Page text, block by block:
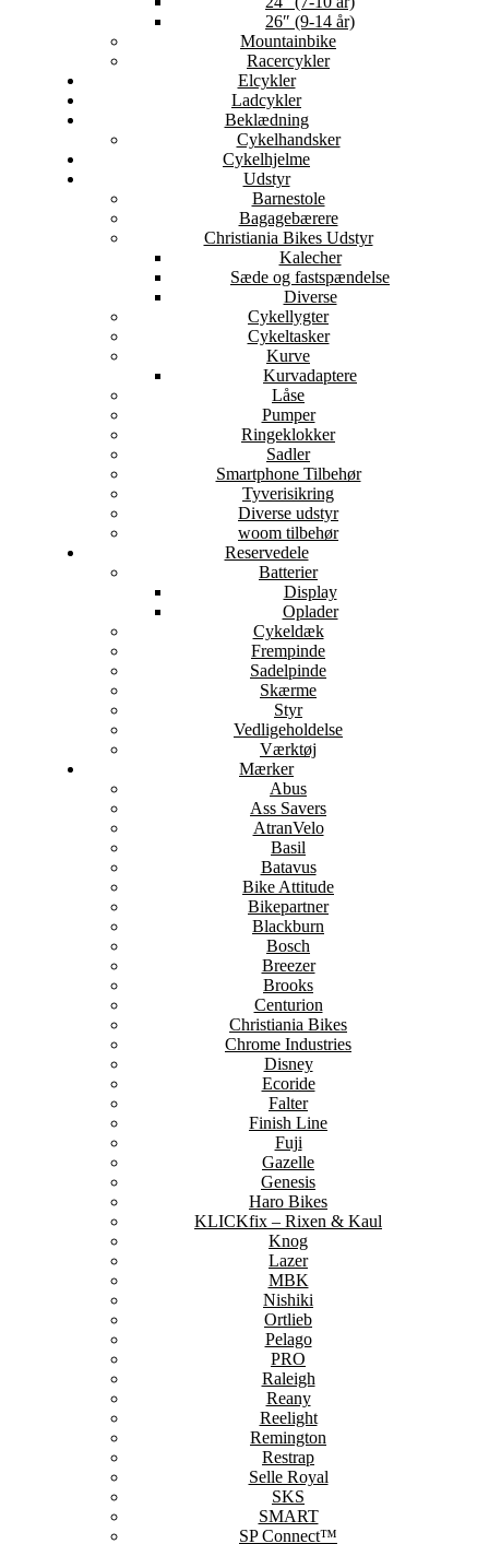
26″ (9-14 år)
Mountainbike
Racercykler
Elcykler
Ladcykler
Beklædning
Cykelhandsker
Cykelhjelme
Udstyr
Barnestole
Bagagebærere
Christiania Bikes Udstyr
Kalecher
Sæde og fastspændelse
Diverse
Cykellygter
Cykeltasker
Kurve
Kurvadaptere
Låse
Pumper
Ringeklokker
Sadler
Smartphone Tilbehør
Tyverisikring
Diverse udstyr
woom tilbehør
Reservedele
Batterier
Display
Oplader
Cykeldæk
Frempinde
Sadelpinde
Skærme
Styr
Vedligeholdelse
Værktøj
Mærker
Abus
Ass Savers
AtranVelo
Basil
Batavus
Bike Attitude
Bikepartner
Blackburn
Bosch
Breezer
Brooks
Centurion
Christiania Bikes
Chrome Industries
Disney
Ecoride
Falter
Finish Line
Fuji
Gazelle
Genesis
Haro Bikes
KLICKfix – Rixen & Kaul
Knog
Lazer
MBK
Nishiki
Ortlieb
Pelago
PRO
Raleigh
Reany
Reelight
Remington
Restrap
Selle Royal
SKS
SMART
SP Connect™